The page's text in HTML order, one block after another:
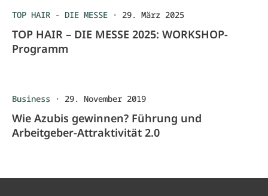
TOP HAIR - DIE MESSE · 29. März 2025
TOP HAIR – DIE MESSE 2025: WORKSHOP-
Programm
Business · 29. November 2019
Wie Azubis gewinnen? Führung und
Arbeitgeber-Attraktivität 2.0